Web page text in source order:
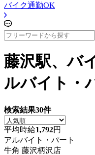
バイク通勤OK
藤沢駅、バ
ルバイト・
検索結果30件
平均時給1,792円
アルバイト・パート
牛角 藤沢柄沢店